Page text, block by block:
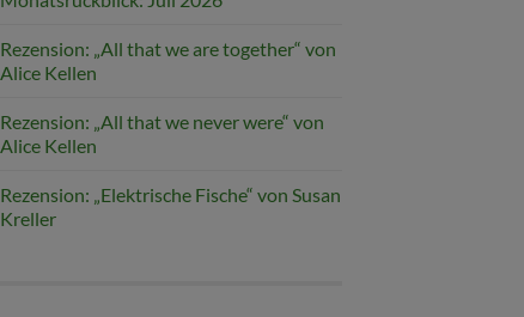
Rezension: „All that we are together“ von
Alice Kellen
Rezension: „All that we never were“ von
Alice Kellen
Rezension: „Elektrische Fische“ von Susan
Kreller